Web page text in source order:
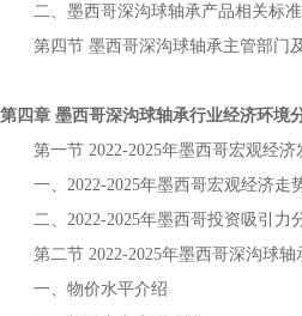
二、 墨西哥深沟球轴承产品相关标
第四节 墨西哥深沟球轴承主管部门
第四章 墨西哥深沟球轴承行业经济环境
第一节 2022-2025年墨西哥宏观经济
一、 2022-2025年墨西哥宏观经济走
二、 2022-2025年墨西哥投资吸引力
第二节 2022-2025年墨西哥深沟球轴
一、物价水平介绍